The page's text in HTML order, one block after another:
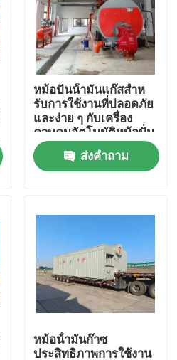
หม้อปั่นน้ํามันแก๊สสําห
รับการใช้งานที่ปลอดภัย
และง่าย ๆ กับเครื่อง
ควบคุมอัตโนมัติหม้อปั่น
น้ําหม้อระดับสูง
ส่งคำถาม
หม้อน้ํามันก๊าซ
ประสิทธิภาพการใช้งาน